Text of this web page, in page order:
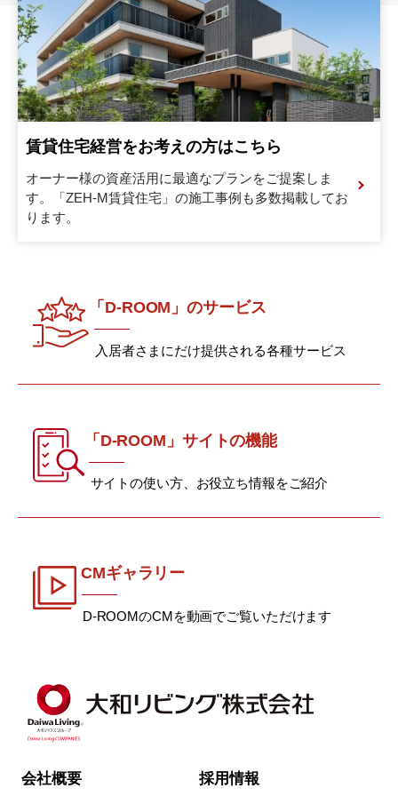
賃貸住宅経営をお考えの方はこちら
オーナー様の資産活用に最適なプランをご提案しま
す。
「ZEH-M賃貸住宅」の施工事例も多数掲載してお
ります。
「D-ROOM」のサービス
入居者さまにだけ提供される各種サービス
「D-ROOM」サイトの機能
サイトの使い方、お役立ち情報をご紹介
CMギャラリー
D-ROOMのCMを動画でご覧いただけます
会社概要 採用情報